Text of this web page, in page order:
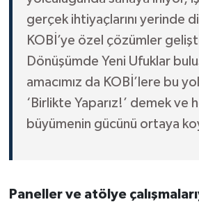
gerçek ihtiyaçlarını yerinde
KOBİ’ye özel çözümler
Dönüşümde Yeni Ufuklar
amacımız da KOBİ’lere bu
‘Birlikte Yaparız!’ demek ve
büyümenin gücünü ortaya
Paneller ve atölye